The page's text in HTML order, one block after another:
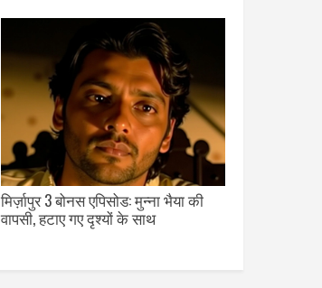
मिर्ज़ापुर 3 बोनस एपिसोड: मुन्ना भैया की
वापसी, हटाए गए दृश्यों के साथ